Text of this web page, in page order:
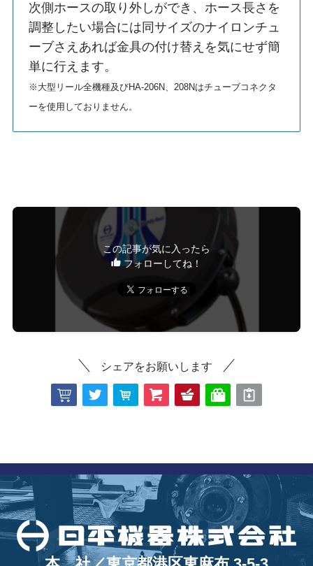
次側ホースの取り外しができ、ホース長さを
調整したい場合には同サイズのナイロンチュ
ーブさえあれば金具の付け替えを気にせず簡
単に行えます。
※大型リール全機種及びHA-206N、208Nはチューブコネクタ
ーを使用しておりません。
この記事が気に入ったら
フォローしてね！
シェアをお願いします